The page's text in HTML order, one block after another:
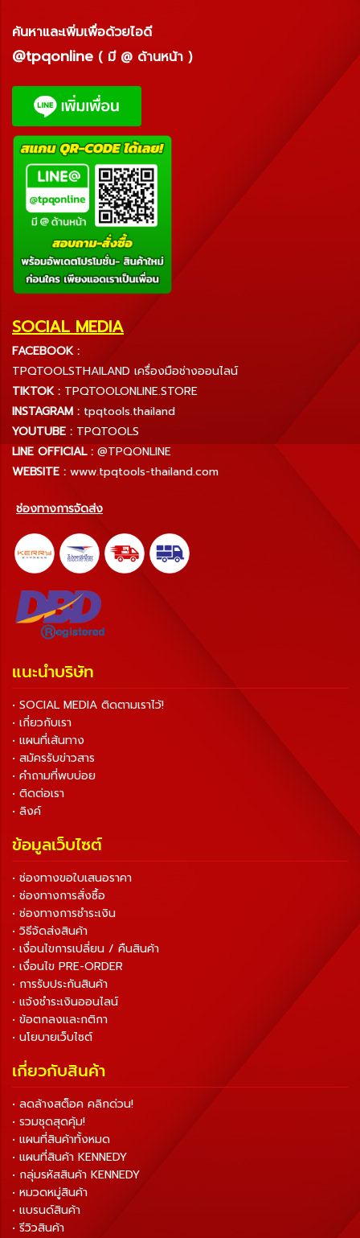
ค้นหาและเพิ่มเพื่อด้วยไอดี
@tpqonline ( มี @ ด้านหน้า )
SOCIAL MEDIA
FACEBOOK :
TPQTOOLSTHAILAND เครื่องมือช่างออนไลน์
TIKTOK : TPQTOOLONLINE.STORE
INSTAGRAM : tpqtools.thailand
YOUTUBE : TPQTOOLS
LINE OFFICIAL : @TPQONLINE
WEBSITE : www.tpqtools-thailand.com
ช่องทางการจัดส่ง
แนะนำบริษัท
• SOCIAL MEDIA ติดตามเราไว้!
• เกี่ยวกับเรา
• แผนที่เส้นทาง
• สมัครรับข่าวสาร
• คำถามที่พบบ่อย
• ติดต่อเรา
• ลิงค์
ข้อมูลเว็บไซต์
• ช่องทางขอใบเสนอราคา
• ช่องทางการสั่งซื้อ
• ช่องทางการชำระเงิน
• วิธีจัดส่งสินค้า
• เงื่อนไขการเปลี่ยน / คืนสินค้า
• เงื่อนไข PRE-ORDER
• การรับประกันสินค้า
• แจ้งชำระเงินออนไลน์
• ข้อตกลงและกติกา
• นโยบายเว็บไซต์
เกี่ยวกับสินค้า
• ลดล้างสต็อค คลิกด่วน!
• รวมชุดสุดคุ้ม!
• แผนที่สินค้าทั้งหมด
• แผนที่สินค้า KENNEDY
• กลุ่มรหัสสินค้า KENNEDY
• หมวดหมู่สินค้า
• แบรนด์สินค้า
• รีวิวสินค้า